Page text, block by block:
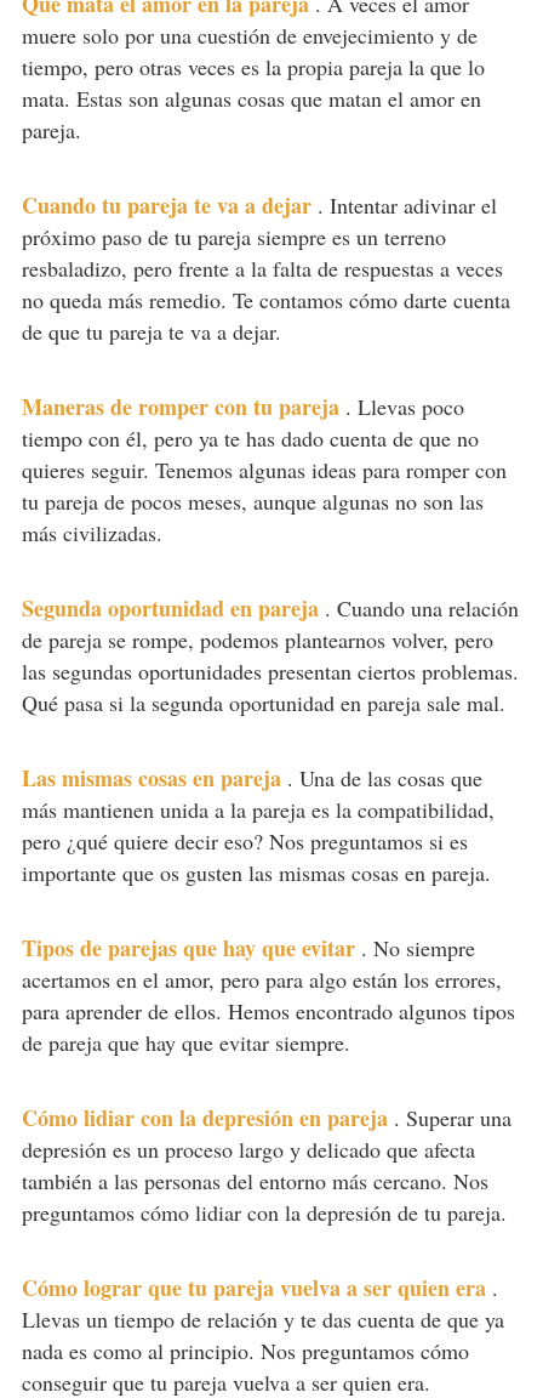
muere solo por una cuestión de envejecimiento y de
tiempo, pero otras veces es la propia pareja la que lo
mata. Estas son algunas cosas que matan el amor en
pareja.
Cuando tu pareja te va a dejar . Intentar adivinar el
próximo paso de tu pareja siempre es un terreno
resbaladizo, pero frente a la falta de respuestas a veces
no queda más remedio. Te contamos cómo darte cuenta
de que tu pareja te va a dejar.
Maneras de romper con tu pareja . Llevas poco
tiempo con él, pero ya te has dado cuenta de que no
quieres seguir. Tenemos algunas ideas para romper con
tu pareja de pocos meses, aunque algunas no son las
más civilizadas.
Segunda oportunidad en pareja . Cuando una relación
de pareja se rompe, podemos plantearnos volver, pero
las segundas oportunidades presentan ciertos problemas.
Qué pasa si la segunda oportunidad en pareja sale mal.
Las mismas cosas en pareja . Una de las cosas que
más mantienen unida a la pareja es la compatibilidad,
pero ¿qué quiere decir eso? Nos preguntamos si es
importante que os gusten las mismas cosas en pareja.
Tipos de parejas que hay que evitar . No siempre
acertamos en el amor, pero para algo están los errores,
para aprender de ellos. Hemos encontrado algunos tipos
de pareja que hay que evitar siempre.
Cómo lidiar con la depresión en pareja . Superar una
depresión es un proceso largo y delicado que afecta
también a las personas del entorno más cercano. Nos
preguntamos cómo lidiar con la depresión de tu pareja.
Cómo lograr que tu pareja vuelva a ser quien era .
Llevas un tiempo de relación y te das cuenta de que ya
nada es como al principio. Nos preguntamos cómo
conseguir que tu pareja vuelva a ser quien era.